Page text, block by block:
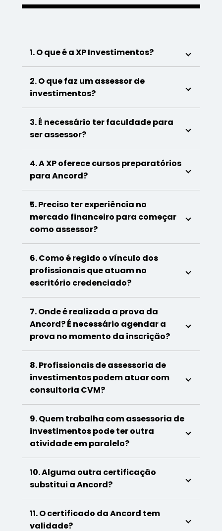
1. O que é a XP Investimentos?
2. O que faz um assessor de
investimentos?
3. É necessário ter faculdade para
ser assessor?
4. A XP oferece cursos preparatórios
para Ancord?
5. Preciso ter experiência no
mercado financeiro para começar
como assessor?
6. Como é regido o vínculo dos
profissionais que atuam no
escritório credenciado?
7. Onde é realizada a prova da
Ancord? É necessário agendar a
prova no momento da inscrição?
8. Profissionais de assessoria de
investimentos podem atuar com
consultoria CVM?
9. Quem trabalha com assessoria de
investimentos pode ter outra
atividade em paralelo?
10. Alguma outra certificação
substitui a Ancord?
11. O certificado da Ancord tem
validade?